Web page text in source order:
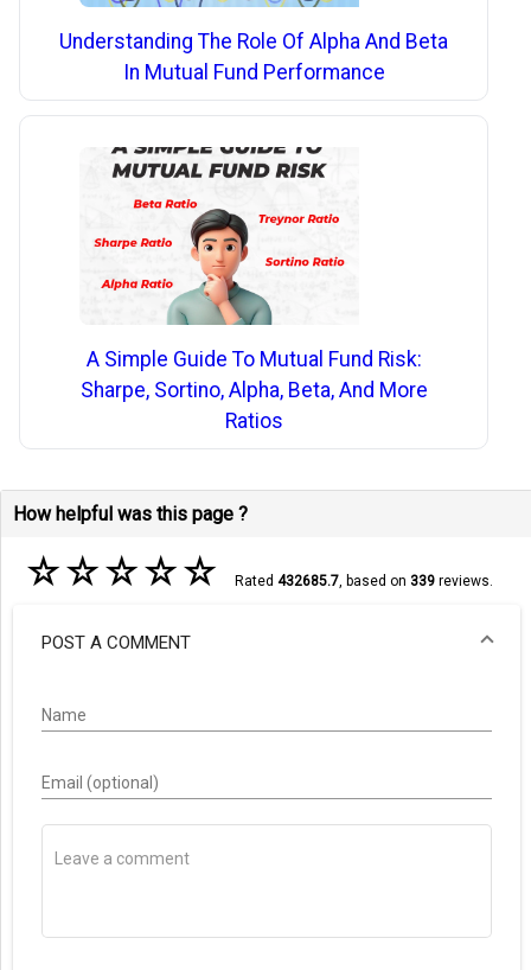
Understanding The Role Of Alpha And Beta
In Mutual Fund Performance
A Simple Guide To Mutual Fund Risk:
Sharpe, Sortino, Alpha, Beta, And More
Ratios
How helpful was this page ?
☆☆☆☆☆ Rated 432685.7, based on 339reviews.
POST A COMMENT
Name
Email (optional)